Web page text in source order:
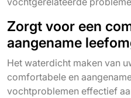
Zorgt voor een
aangename
Het waterdicht maken van
comfortabele en
vochtproblemen effectief